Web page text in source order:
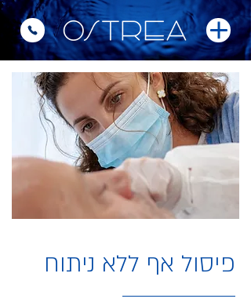
פיסול אף ללא ניתוח